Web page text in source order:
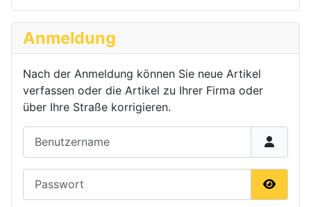
Anmeldung
Nach der Anmeldung können Sie neue Artikel
verfassen oder die Artikel zu Ihrer Firma oder
über Ihre Straße korrigieren.